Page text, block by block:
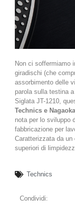
Non ci soffermiamo
giradischi (che
assorbimento delle
parola sulla testina
Siglata JT-1210,
Technics e Nagaoka
nota per lo sviluppo
fabbricazione per
Caratterizzata da
superiori di
Technics
Condividi: